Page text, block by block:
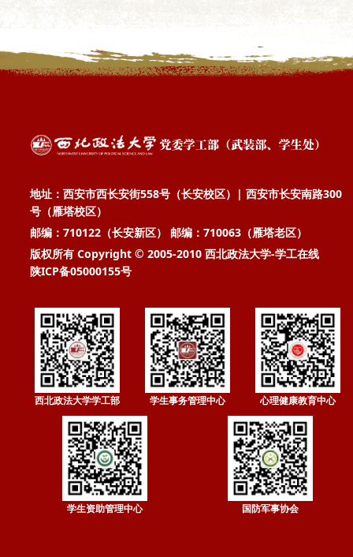
地址：西安市西长安街558号（长安校区）| 西安市长安南路300
号（雁塔校区）
邮编：710122（长安新区） 邮编：710063（雁塔老区）
版权所有 Copyright © 2005-2010 西北政法大学-学工在线
陕ICP备05000155号
西北政法大学学工部 学生事务管理中心 心理健康教育中心
学生资助管理中心 国防军事协会